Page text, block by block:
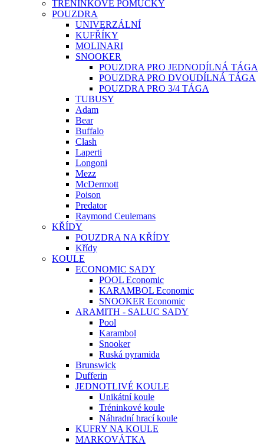
TRÉNINKOVÉ POMŮCKY
POUZDRA
UNIVERZÁLNÍ
KUFŘÍKY
MOLINARI
SNOOKER
POUZDRA PRO JEDNODÍLNÁ TÁGA
POUZDRA PRO DVOUDÍLNÁ TÁGA
POUZDRA PRO 3/4 TÁGA
TUBUSY
Adam
Bear
Buffalo
Clash
Laperti
Longoni
Mezz
McDermott
Poison
Predator
Raymond Ceulemans
KŘÍDY
POUZDRA NA KŘÍDY
Křídy
KOULE
ECONOMIC SADY
POOL Economic
KARAMBOL Economic
SNOOKER Economic
ARAMITH - SALUC SADY
Pool
Karambol
Snooker
Ruská pyramida
Brunswick
Dufferin
JEDNOTLIVÉ KOULE
Unikátní koule
Tréninkové koule
Náhradní hrací koule
KUFRY NA KOULE
MARKOVÁTKA